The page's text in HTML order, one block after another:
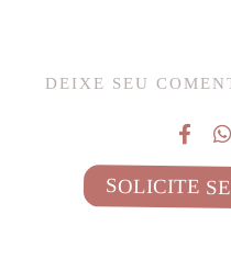
DEIXE SEU
SOLICITE